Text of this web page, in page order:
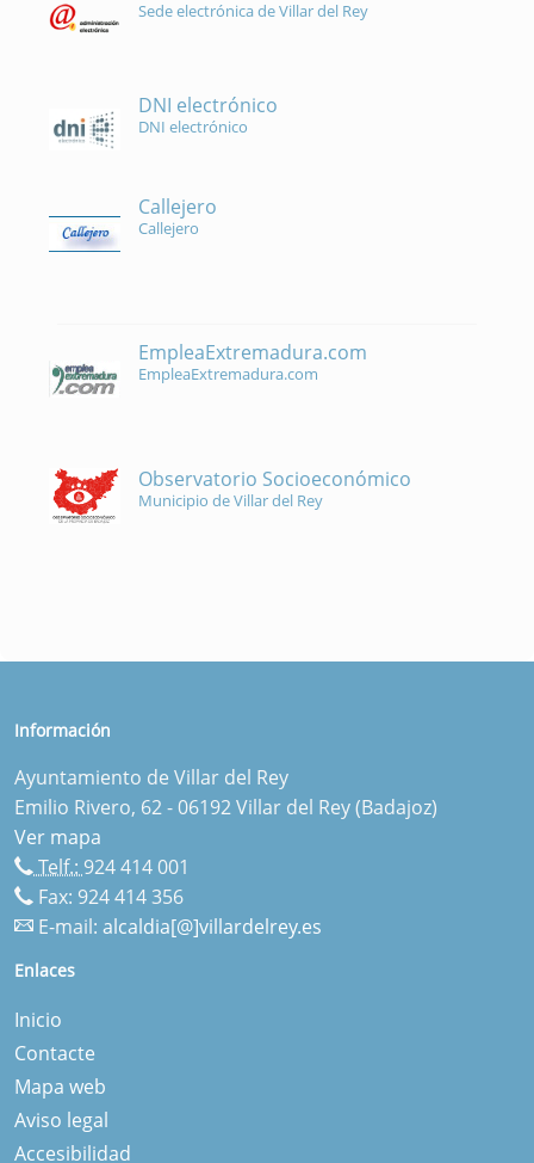
Sede electrónica de Villar del Rey
DNI electrónico
DNI electrónico
Callejero
Callejero
EmpleaExtremadura.com
EmpleaExtremadura.com
Observatorio Socioeconómico
Municipio de Villar del Rey
Información
Ayuntamiento de Villar del Rey
Emilio Rivero, 62 - 06192 Villar del Rey (Badajoz)
Ver mapa
Telf.: 924 414 001
Fax: 924 414 356
E-mail: alcaldia[@]villardelrey.es
Enlaces
Inicio
Contacte
Mapa web
Aviso legal
Accesibilidad